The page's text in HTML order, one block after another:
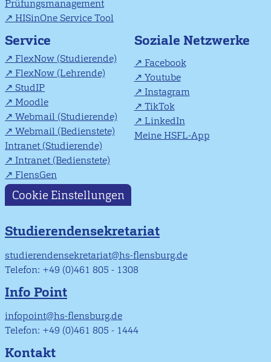
Prüfungsmanagement
HISinOne Service Tool
Service
FlexNow (Studierende)
FlexNow (Lehrende)
StudIP
Moodle
Webmail (Studierende)
Webmail (Bedienstete)
Intranet (Studierende)
Intranet (Bedienstete)
FlensGen
Soziale Netzwerke
Facebook
Youtube
Instagram
TikTok
LinkedIn
Meine HSFL-App
Cookie Einstellungen
Studierendensekretariat
studierendensekretariat@hs-flensburg.de
Telefon: +49 (0)461 805 - 1308
Info Point
infopoint@hs-flensburg.de
Telefon: +49 (0)461 805 - 1444
Kontakt